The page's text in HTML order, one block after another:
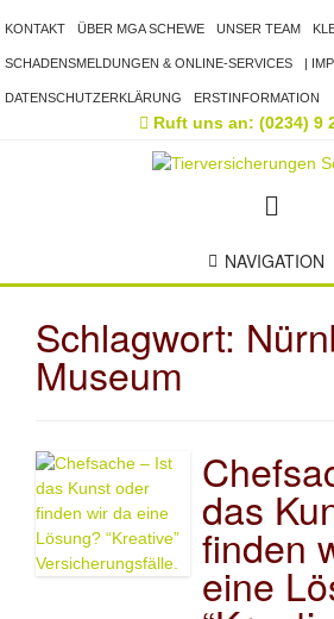
to
content
KONTAKT ÜBER MGA SCHEWE UNSER TEAM
SCHADENSMELDUNGEN & ONLINE-SERVICES |
DATENSCHUTZERKLÄRUNG ERSTINFORMATION
Ruft uns an: (0234) 9
NAVIGATION
Schlagwort:
Museum
das
finden
eine